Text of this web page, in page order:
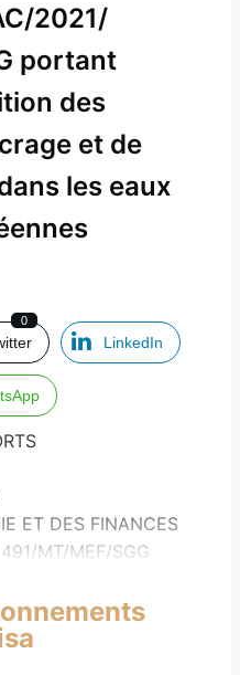
2021/
portant
des
et de
les eaux
0
LinkedIn
ET DES FINANCES
MT/MEF/SGG